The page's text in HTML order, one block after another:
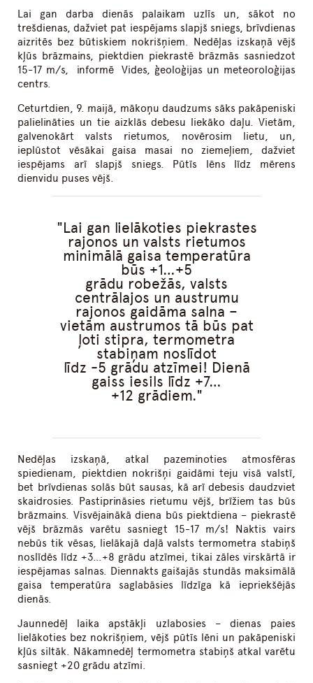
Lai gan darba dienās palaikam uzlīs un, sākot no
trešdienas, dažviet pat iespējams slapjš sniegs, brīvdienas
aizritēs bez būtiskiem nokrišņiem. Nedēļas izskaņā vējš
kļūs brāzmains, piektdien piekrastē brāzmās sasniedzot
15-17 m/s, informē Vides, ģeoloģijas un meteoroloģijas
centrs.
Ceturtdien, 9. maijā, mākoņu daudzums sāks pakāpeniski
palielināties un tie aizklās debesu liekāko daļu. Vietām,
galvenokārt valsts rietumos, novērosim lietu, un,
ieplūstot vēsākai gaisa masai no ziemeļiem, dažviet
iespējams arī slapjš sniegs. Pūtīs lēns līdz mērens
dienvidu puses vējš.
Lai gan lielākoties piekrastes
rajonos un valsts rietumos
minimālā gaisa temperatūra
būs +1…+5
grādu robežās, valsts
centrālajos un austrumu
rajonos gaidāma salna –
vietām austrumos tā būs pat
ļoti stipra, termometra
stabiņam noslīdot
līdz -5 grādu atzīmei! Dienā
gaiss iesils līdz +7…
+12 grādiem.
Nedēļas izskaņā, atkal pazeminoties atmosfēras
spiedienam, piektdien nokrišņi gaidāmi teju visā valstī,
bet brīvdienas solās būt sausas, kā arī debesis daudzviet
skaidrosies. Pastiprināsies rietumu vējš, brīžiem tas būs
brāzmains. Visvējainākā diena būs piektdiena – piekrastē
vējš brāzmās varētu sasniegt 15-17 m/s! Naktis vairs
nebūs tik vēsas, lielākajā daļā valsts termometra stabiņš
noslīdēs līdz +3…+8 grādu atzīmei, tikai zāles virskārtā ir
iespējamas salnas. Diennakts gaišajās stundās maksimālā
gaisa temperatūra saglabāsies līdzīga kā iepriekšējās
dienās.
Jaunnedēļ laika apstākļi uzlabosies – dienas paies
lielākoties bez nokrišņiem, vējš pūtīs lēni un pakāpeniski
kļūs siltāk. Nākamnedēļ termometra stabiņš atkal varētu
sasniegt +20 grādu atzīmi.